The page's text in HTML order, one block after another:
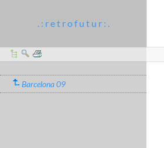
. : r e t r o f u t u r : .
Barcelona 09